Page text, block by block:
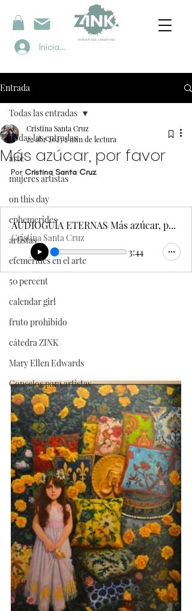
Iniciar sesión
Entrada
Todas las entradas
arte
mujeres artistas
on this day
ephemerides
artistas
efemérides en el arte
50 percent
calendar girl
fruto prohibido
cátedra ZINK
Mary Ellen Edwards
Consejos para artistas
Todas las entradas
Más azúcar, por favor
Cristina Santa Cruz
22 abr 20252 min de lectura
Por Cristina Santa Cruz
AUDIOGUÍA ETERNAS Más azúcar, por favor
Cristina Santa Cruz
3:44